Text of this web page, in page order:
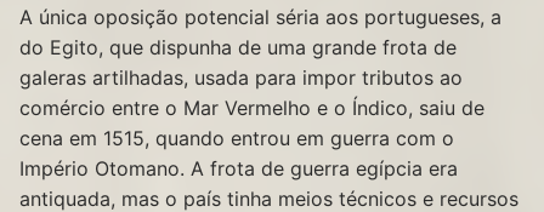
A única oposição potencial séria aos portugueses, a
do Egito, que dispunha de uma grande frota de
galeras artilhadas, usada para impor tributos ao
comércio entre o Mar Vermelho e o Índico, saiu de
cena em 1515, quando entrou em guerra com o
Império Otomano. A frota de guerra egípcia era
antiquada, mas o país tinha meios técnicos e recursos